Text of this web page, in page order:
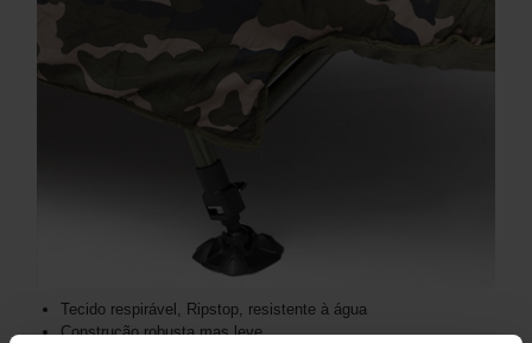
Tecido respirável, Ripstop, resistente à água
Construção robusta mas leve